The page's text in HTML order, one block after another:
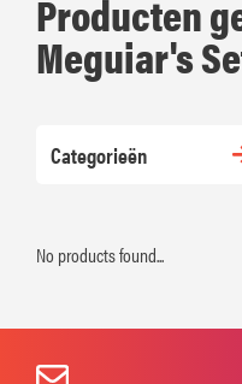
Producten
Meguiar's
Categorieën
No products found...